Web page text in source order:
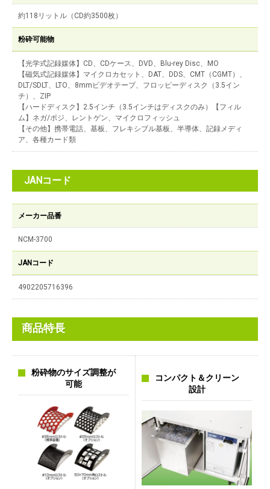
約118リットル（CD約3500枚）
粉砕可能物
【光学式記録媒体】CD、CDケース、DVD、Blu-rey Disc、MO
【磁気式記録媒体】マイクロカセット、DAT、DDS、CMT（CGMT）、
DLT/SDLT、LTO、8mmビデオテープ、フロッピーディスク（3.5イン
チ）、ZIP
【ハードディスク】2.5インチ（3.5インチはディスクのみ）【フィル
ム】ネガ/ポジ、レントゲン、マイクロフィッシュ
【その他】携帯電話、基板、フレキシブル基板、半導体、記録メディ
ア、各種カード類
JANコード
メーカー品番
NCM-3700
JANコード
4902205716396
商品特長
粉砕物のサイズ調整が
可能
コンパクト＆クリーン
設計